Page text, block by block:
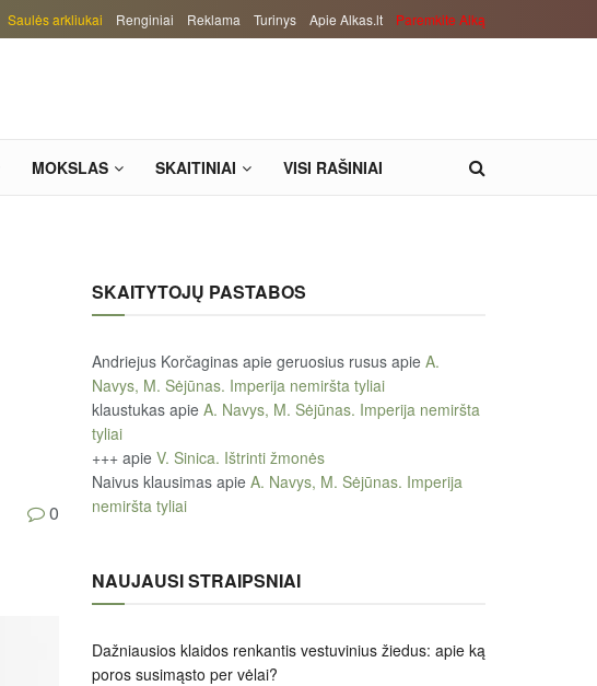
Saulės arkliukai Renginiai Reklama Turinys Apie Alkas.lt Paremkite Alką
MOKSLAS SKAITINIAI VISI RAŠINIAI
0
SKAITYTOJŲ PASTABOS
Andriejus Korčaginas apie geruosius rusus apie A.
Navys, M. Sėjūnas. Imperija nemiršta tyliai
klaustukas apie A. Navys, M. Sėjūnas. Imperija nemiršta
tyliai
+++ apie V. Sinica. Ištrinti žmonės
Naivus klausimas apie A. Navys, M. Sėjūnas. Imperija
nemiršta tyliai
NAUJAUSI STRAIPSNIAI
Dažniausios klaidos renkantis vestuvinius žiedus: apie ką
poros susimąsto per vėlai?